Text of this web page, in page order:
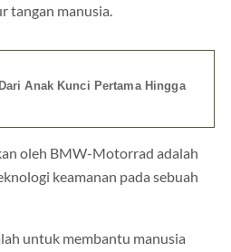
tangan manusia.
Anak Kunci Pertama Hingga
oleh BMW-Motorrad adalah
keamanan pada sebuah
untuk membantu manusia